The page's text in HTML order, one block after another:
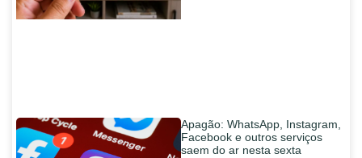
Apagão: WhatsApp, Instagram,
Facebook e outros serviços
saem do ar nesta sexta